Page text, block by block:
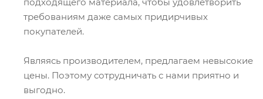
требованиям даже самых придирчивых
покупателей.
Являясь производителем, предлагаем невысокие
цены. Поэтому сотрудничать с нами приятно и
выгодно.